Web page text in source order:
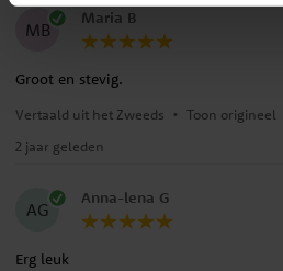
MB
Maria B
Groot en stevig.
Vertaald uit het Zweeds • Toon origineel
2 jaar geleden
AG
Anna-lena G
Erg leuk